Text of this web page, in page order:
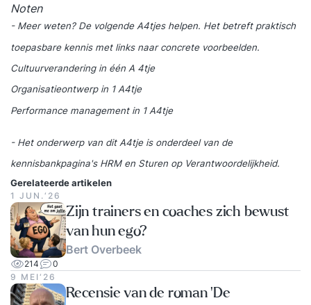
Noten
- Meer weten? De volgende A4tjes helpen. Het betreft praktisch
toepasbare kennis met links naar concrete voorbeelden.
Cultuurverandering in één A 4tje
Organisatieontwerp in 1 A4tje
Performance management in 1 A4tje
- Hetonderwerp van dit A4tje is onderdeel van de
kennisbankpagina's HRM en Sturen op Verantwoordelijkheid.
Gerelateerde artikelen
1 JUN.‘26
Zijn trainers en coaches zich bewust
van hun ego?
Bert Overbeek
214
0
9 MEI‘26
Recensie van de roman 'De